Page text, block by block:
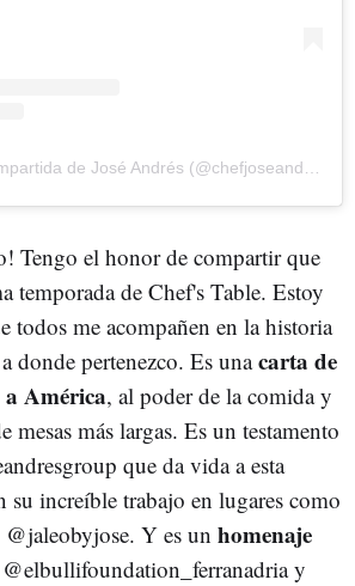
Tengo el honor de compartir que
temporada de Chef's Table. Estoy
todos me acompañen en la historia
donde pertenezco. Es unacarta de
América, al poder de la comida y
mesas más largas. Es un testamento
que da vida a esta
su increíble trabajo en lugares como
Y es un homenaje
@elbullifoundation_ferranadria y